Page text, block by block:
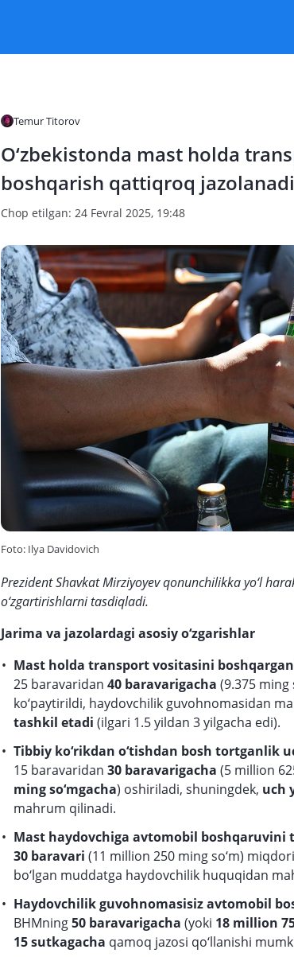
Temur Titorov
O‘zbekistonda mast holda
boshqarish qattiqroq jazolanadi
Chop etilgan: 24 Fevral 2025, 19:48
Foto: Ilya Davidovich
Prezident Shavkat Mirziyoyev qonunchilikka yo‘l
o‘zgartirishlarni tasdiqladi.
Jarima va jazolardagi asosiy o‘zgarishlar
Mast holda transport vositasini
25 baravaridan 40 baravarigacha (9.375 ming
ko‘paytirildi, haydovchilik guvohnomasidan
tashkil etadi (ilgari 1.5 yildan 3 yilgacha edi).
Tibbiy ko‘rikdan o‘tishdan bosh tortganlik
15 baravaridan 30 baravarigacha (5 million
ming so‘mgacha) oshiriladi, shuningdek, uch
mahrum qilinadi.
Mast haydovchiga avtomobil boshqaruvini
30 baravari (11 million 250 ming so‘m)
bo‘lgan muddatga haydovchilik huquqidan
Haydovchilik guvohnomasisiz avtomobil
BHMning50 baravarigacha (yoki 18 million
15 sutkagacha qamoq jazosi qo‘llanishi